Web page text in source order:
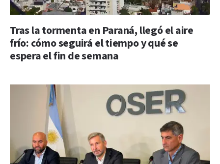
Tras la tormenta en Paraná, llegó el aire
frío: cómo seguirá el tiempo y qué se
espera el fin de semana